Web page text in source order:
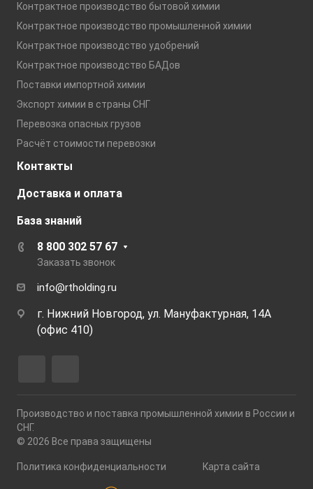
Контрактное производство бытовой химии
Контрактное производство промышленной химии
Контрактное производство удобрений
Контрактное производство БАДов
Поставки импортной химии
Экспорт химии в страны СНГ
Перевозка опасных грузов
Расчёт стоимости перевозки
Контакты
Доставка и оплата
База знаний
8 800 302 57 67
Заказать звонок
info@rtholding.ru
г. Нижний Новгород, ул. Мануфактурная, 14А
(офис 410)
Производство и поставка промышленной химии в России и
СНГ.
© 2026 Все права защищены
Политика конфиденциальности Карта сайта